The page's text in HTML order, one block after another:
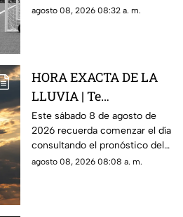
Rosario, Argentina.
agosto 08, 2026 08:32 a. m.
HORA EXACTA DE LA
LLUVIA | Te
compartimos el
pronóstico del clima
HOY en Querétaro
Este sábado 8 de agosto de
2026 recuerda comenzar el día
consultando el pronóstico del
clima en Querétaro.
agosto 08, 2026 08:08 a. m.